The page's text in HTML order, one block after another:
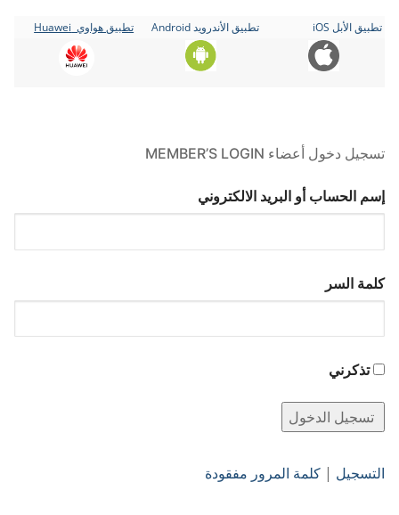
تطبيق الأبل iOS تطبيق الأندرويد Android تطبيق هواوي Huawei
تسجيل دخول أعضاء MEMBER’S LOGIN
إسم الحساب أو البريد الالكتروني
كلمة السر
تذكرني
التسجيل | كلمة المرور مفقودة